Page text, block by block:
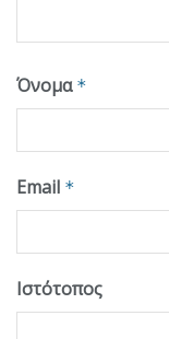
Όνομα *
Email *
Ιστότοπος